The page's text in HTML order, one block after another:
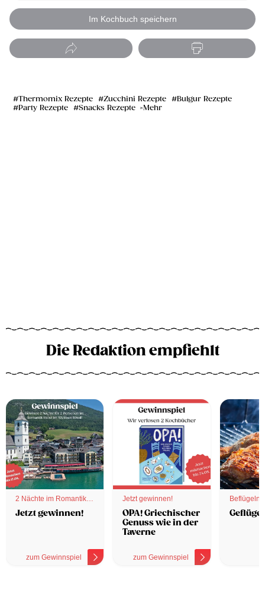
Im Kochbuch speichern
Thermomix Rezepte Zucchini Rezepte
Bulgur Rezepte
Party Rezepte
Snacks Rezepte Mehr
Die Redaktion empfiehlt
2 Nächte im Romantik
Hotel
Jetzt gewinnen!
zum Gewinnspiel
Jetzt gewinnen!
OPA! Griechischer
Genuss wie in der
Taverne
zum Gewinnspiel